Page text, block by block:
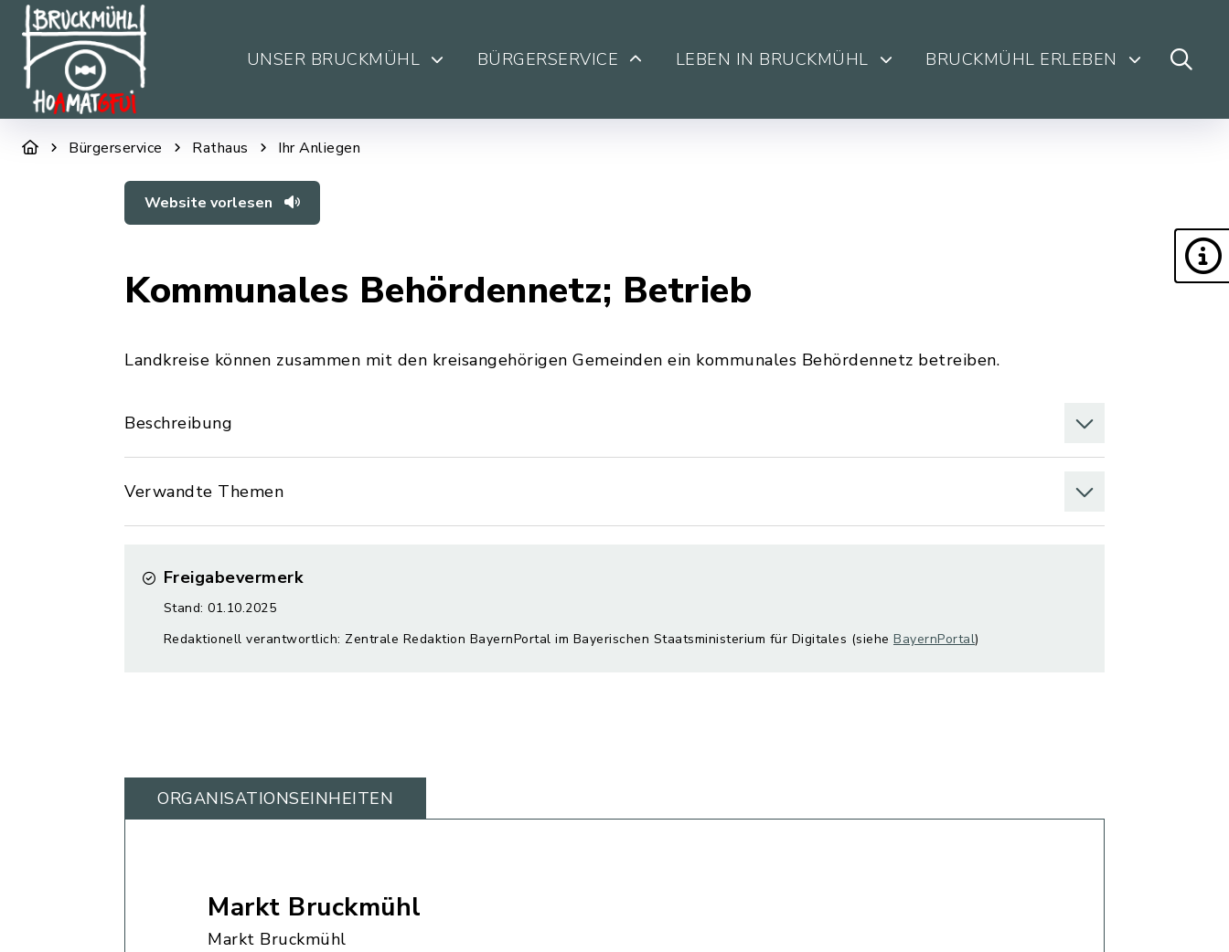
UNSER BRUCKMÜHL BÜRGERSERVICE LEBEN IN BRUCKMÜHL BRUCKMÜHL ERLEBEN
Bürgerservice Rathaus Ihr Anliegen
Website vorlesen
Kommunales Behördennetz; Betrieb
Landkreise können zusammen mit den kreisangehörigen Gemeinden ein kommunales Behördennetz betreiben.
Beschreibung
Verwandte Themen
Freigabevermerk
Stand: 01.10.2025
Redaktionell verantwortlich: Zentrale Redaktion BayernPortal im Bayerischen Staatsministerium für Digitales (siehe BayernPortal)
ORGANISATIONS­EINHEITEN
Markt Bruckmühl
Markt Bruckmühl